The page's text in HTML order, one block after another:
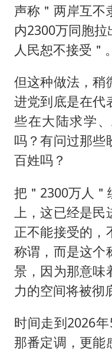
声称＂两岸互不
内2300万同胞
人民恕不接受＂。
但这种做法，
进党到底是在代
些在大陆求学
吗？有问过那些
百姓吗？
把＂2300万人
上，这已经是
正不能接受的，
称谓，而是这个
景，因为那意味
力的空间将被彻
时间走到2026
那番定调，更能